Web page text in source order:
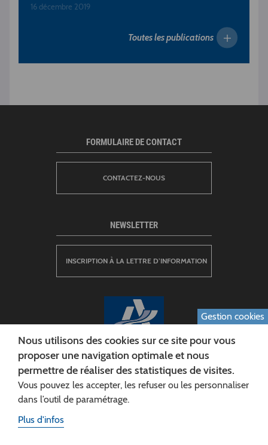
16 décembre 2019
Toutes les publications
CONSEIL DÉPARTEMENTAL DE L'AISNE
Siège :
FORMULAIRE DE CONTACT
CONTACTEZ-NOUS
NEWSLETTER
INSCRIPTION À LA LETTRE D’INFORMATION
Gestion cookies
Nous utilisons des cookies sur ce site pour vous
proposer une navigation optimale et nous
permettre de réaliser des statistiques de visites.
Vous pouvez les accepter, les refuser ou les personnaliser
dans l’outil de paramétrage.
Plus d'infos